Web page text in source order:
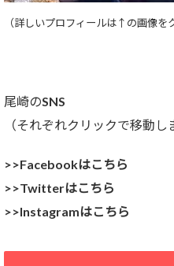
（詳しいプロフィールは↑の画像を
尾崎のSNS
（それぞれクリックで移動し
>>Facebookはこちら
>>Twitterはこちら
>>Instagramはこちら